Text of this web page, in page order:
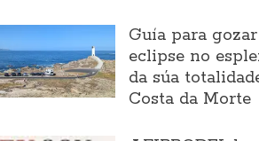
Guía para
eclipse no
da súa
Costa da Morte